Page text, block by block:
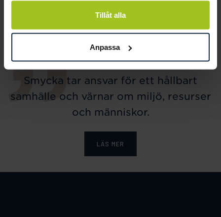
Tillåt alla
Anpassa
Daisy Örhängen Crystal
Guld
Pris:399 kr
399 kr
Smycka tar ansvar för ett hållbart
samhälle och värnar om miljö, resurser
och människor.
LÄS MER